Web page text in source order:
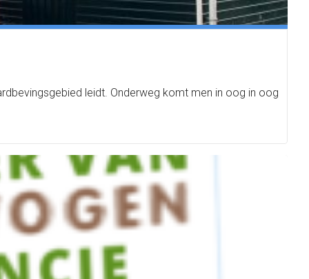
leidt. Onderweg komt men in oog in oog